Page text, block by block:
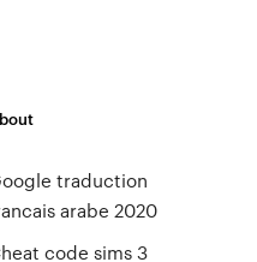
traduction
arabe 2020
code sims 3